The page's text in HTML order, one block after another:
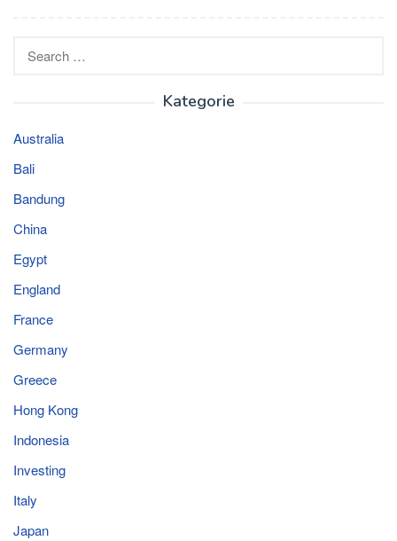
Kategorie
Australia
Bali
Bandung
China
Egypt
England
France
Germany
Greece
Hong Kong
Indonesia
Investing
Italy
Japan